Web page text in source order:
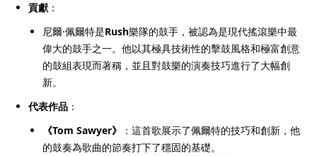
貢獻 ：
尼爾·佩爾特是Rush樂隊的鼓手，被認為是現代搖滾樂中最
偉大的鼓手之一。他以其極具技術性的擊鼓風格和極富創意
的鼓組表現而著稱，並且對鼓樂的演奏技巧進行了大幅創
新。
代表作品 ：
《Tom Sawyer》
：這首歌展示了佩爾特的技巧和創新，他
的鼓奏為歌曲的節奏打下了穩固的基礎。